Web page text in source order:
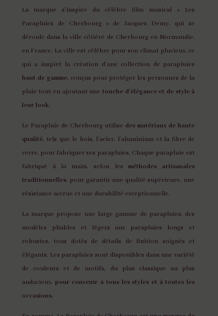
La marque s’inspire du célèbre film musical « Les
Parapluies de Cherbourg » de Jacques Demy, qui se
déroule dans la ville côtière de Cherbourg en Normandie,
en France. La ville est célèbre pour son climat pluvieux, ce
qui a inspiré la création d’une collection de parapluies
haut de gamme, conçus pour protéger les personnes de la
pluie tout en ajoutant une touche d’élégance et de style à
leur look.
Le Parapluie de Cherbourg utilise des matériaux de haute
qualité, tels que le bois, l’acier, l’aluminium et la fibre de
verre, pour fabriquer ses parapluies. Chaque parapluie est
fabriqué à la main, selon lesméthodes artisanales
traditionnelles, pour garantir une qualité supérieure, une
résistance accrue et une durabilité exceptionnelle.
La marque propose une large gamme de parapluies, des
modèles pliables et légers aux parapluies longs et
robustes, tous dotés de détails de finition soignés et
élégants. Les parapluies sont disponibles dans une variété
de couleurs et de motifs, du plus classique au plus
audacieux, pour convenir à tous les styles et à toutes les
occasions.